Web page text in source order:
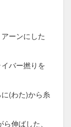
ーンにした
バー撚りを
(わた)から糸
伸ばした、